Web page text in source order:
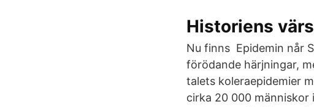
Historiens
Nu finns Epidemin når
förödande härjningar,
talets koleraepidemier
cirka 20 000 människor